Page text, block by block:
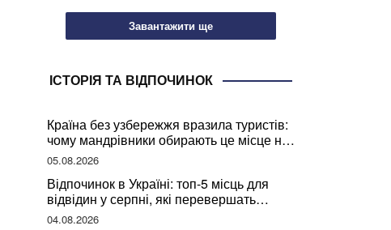
Завантажити ще
ІСТОРІЯ ТА ВІДПОЧИНОК
Країна без узбережжя вразила туристів:
чому мандрівники обирають це місце на
відпочинок
05.08.2026
Відпочинок в Україні: топ-5 місць для
відвідин у серпні, які перевершать
закордонні враження
04.08.2026